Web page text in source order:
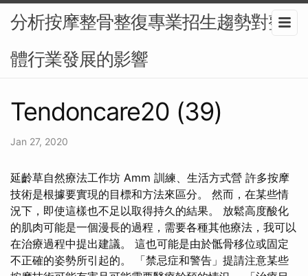
分析按摩整骨整復專業招生趨勢對整
體行業發展的影響
Tendoncare20 (39)
Jan 27, 2020
延齡草自然療法工作坊 Amm 訓練、生活方式營 許多按摩
技術是根據要實現的目標和方法來區分。 然而，在某些情
況下，即使這樣也不足以取得持久的結果。 放鬆高度酸化
的肌肉可能是一個漫長的過程，需要各種其他療法，我可以
在治療過程中提出建議。 這也可能是由於骶骨移位或固定
不正確的姿勢所引起的。 「禁忌症和警告」提請注意某些